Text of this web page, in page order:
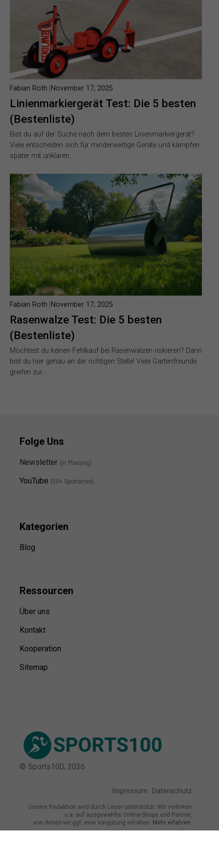
Linienmarkiergerät Test: Die 5 besten
(Bestenliste)
Fabian Roth November 17, 2025
Bist du auf der Suche nach dem besten Linienmarkiergerät?
Viele entscheiden sich für minderwertige Geräte und kämpfen
später mit unklaren…
Rasenwalze Test: Die 5 besten
(Bestenliste)
Fabian Roth November 17, 2025
Möchtest du keinen Fehlkauf bei Rasenwalzen riskieren? Dann
bist du hier genau an der richtigen Stelle! Viele Gartenfreunde
greifen zur…
Folge Uns
Newsletter (in Planung)
YouTube (50+ Sportarten)
Kategorien
Blog
Ressourcen
Über uns
Kontakt
Kooperation
Sitemap
© Sports100, 2026
Impressum Datenschutz
Unsere Redaktion wird durch Leser unterstützt. Wir verlinken
u.a. auf ausgewählte Online-Shops und Partner,
von denen wir ggf. eine Vergütung erhalten. Mehr erfahren.